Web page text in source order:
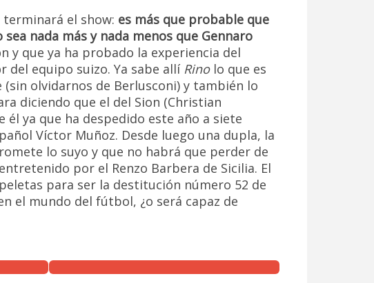
terminará el show: es más que probable que
nada más y nada menos que Gennaro
y que ya ha probado la experiencia del
del equipo suizo. Ya sabe allí Rinolo que es
olvidarnos de Berlusconi) y también lo
diciendo que el del Sion (Christian
él ya que ha despedido este año a siete
Víctor Muñoz. Desde luego una dupla, la
lo suyo y que no habrá que perder de
por el Renzo Barbera de Sicilia. El
para ser la destitución número 52 de
el mundo del fútbol, ¿o será capaz de